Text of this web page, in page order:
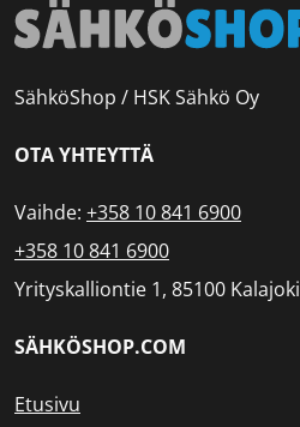
SähköShop / HSK Sähkö Oy
OTA YHTEYTTÄ
Vaihde: +358 10 841 6900
+358 10 841 6900
Yrityskalliontie 1, 85100 Kalajoki
SÄHKÖSHOP.COM
Etusivu